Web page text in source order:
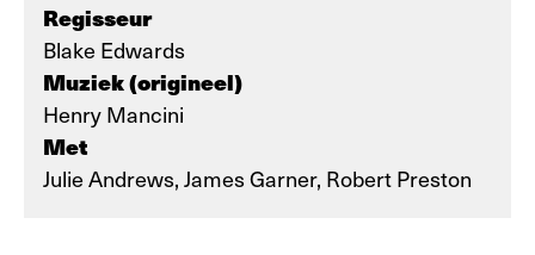
Regisseur
Blake Edwards
Muziek (origineel)
Henry Mancini
Met
Julie Andrews, James Garner, Robert Preston